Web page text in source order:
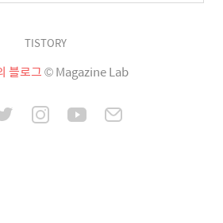
TISTORY
블로그© Magazine Lab